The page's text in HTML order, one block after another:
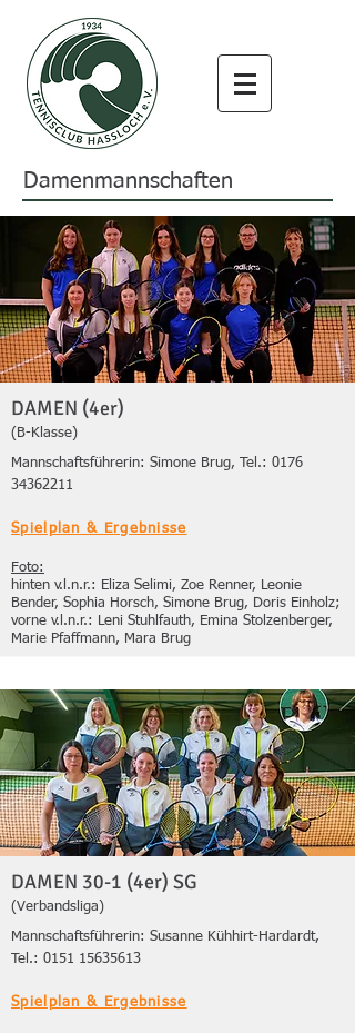
Damenmannschaften
DAMEN (4er)
(B-Klasse)
Mannschaftsführerin: Simone Brug, Tel.: 0176
34362211
Spielplan & Ergebnisse
Foto:
hinten v.l.n.r.: Eliza Selimi, Zoe Renner, Leonie
Bender, Sophia Horsch, Simone Brug, Doris Einholz;
vorne v.l.n.r.: Leni Stuhlfauth, Emina Stolzenberger,
Marie Pfaffmann, Mara Brug
DAMEN 30-1 (4er) SG
(Verbandsliga)
Mannschaftsführerin: Susanne Kühhirt-Hardardt,
Tel.: 0151 15635613
Spielplan & Ergebnisse